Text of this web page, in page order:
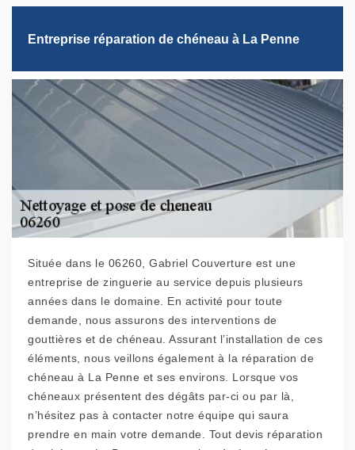
Entreprise réparation de chéneau à La Penne
Située dans le 06260, Gabriel Couverture est une
entreprise de zinguerie au service depuis plusieurs
années dans le domaine. En activité pour toute
demande, nous assurons des interventions de
gouttières et de chéneau. Assurant l’installation de ces
éléments, nous veillons également à la réparation de
chéneau à La Penne et ses environs. Lorsque vos
chéneaux présentent des dégâts par-ci ou par là,
n’hésitez pas à contacter notre équipe qui saura
prendre en main votre demande. Tout devis réparation